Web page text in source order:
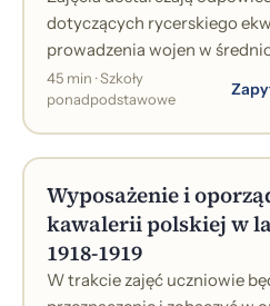
dotyczących rycerskiego
prowadzenia wojen w
koncerz? Jakie funkcje
45 min · Szkoły
ponadpodstawowe
Wyposażenie i
kawalerii polskiej w
1918-1919
W trakcie zajęć uczniowie